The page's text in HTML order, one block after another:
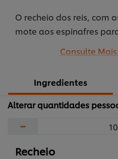
O recheio dos reis, com
mote aos espinafres
Consulte
Ingredientes
Alterar quantidades
−
Recheio